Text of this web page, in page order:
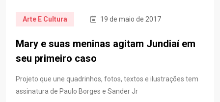
Arte E Cultura 19 de maio de 2017
Mary e suas meninas agitam Jundiaí em
seu primeiro caso
Projeto que une quadrinhos, fotos, textos e ilustrações tem
assinatura de Paulo Borges e Sander Jr